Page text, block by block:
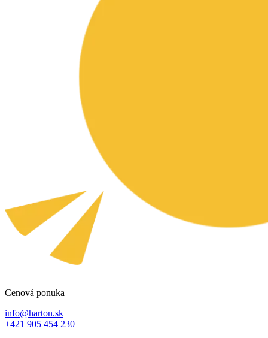
Cenová ponuka
info@harton.sk
+421 905 454 230